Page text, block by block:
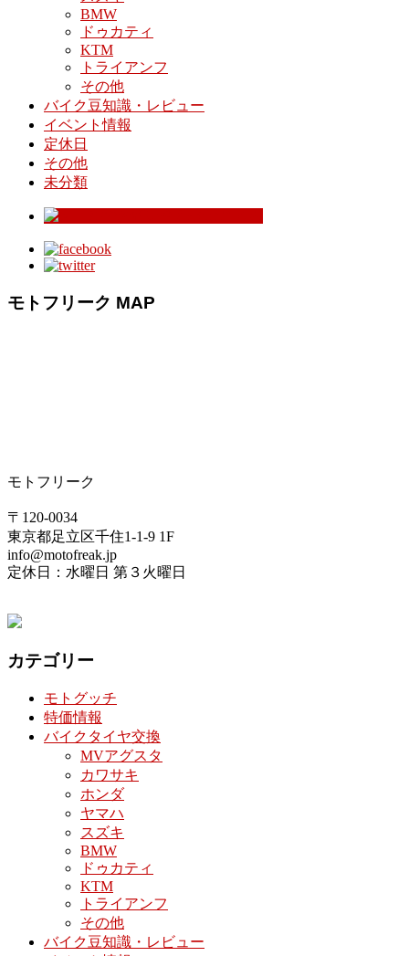
BMW
ドゥカティ
KTM
トライアンフ
その他
バイク豆知識・レビュー
イベント情報
定休日
その他
未分類
モトフリーク MAP
モトフリーク
〒120-0034
東京都足立区千住1-1-9 1F
info@motofreak.jp
定休日：水曜日 第３火曜日
カテゴリー
モトグッチ
特価情報
バイクタイヤ交換
MVアグスタ
カワサキ
ホンダ
ヤマハ
スズキ
BMW
ドゥカティ
KTM
トライアンフ
その他
バイク豆知識・レビュー